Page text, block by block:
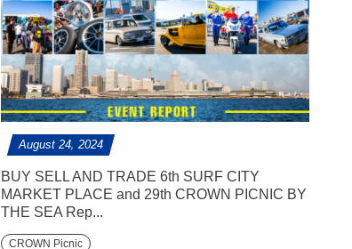
August 24,2024
BUY SELL AND TRADE 6th SURF CITY
MARKET PLACE and 29th CROWN PICNIC BY
THE SEA Rep...
CROWN Picnic